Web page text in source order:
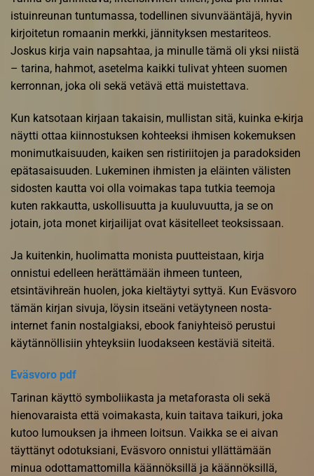
istuinreunan tuntumassa, todellinen sivunvääntäjä, hyvin
kirjoitetun romaanin merkki, jännityksen mestariteos.
Joskus kirja vain napsahtaa, ja minulle tämä oli yksi niistä
– tarina, hahmot, asetelma kaikki tulivat yhteen suomen
kerronnan, joka oli sekä vetävä että muistettava.
Kun katsotaan kirjaan takaisin, mullistan sitä, kuinka e-kirja
näytti ottaa kiinnostuksen kohteeksi ihmisen kokemuksen
monimutkaisuuden, kaiken sen ristiriitojen ja paradoksiden
epätasaisuuden. Lukeminen ihmisten ja eläinten välisten
sidosten kautta voi olla voimakas tapa tutkia teemoja
kuten rakkautta, uskollisuutta ja kuuluvuutta, ja se on
jotain, jota monet kirjailijat ovat käsitelleet teoksissaan.
Ja kuitenkin, huolimatta monista puutteistaan, kirja
onnistui edelleen herättämään ihmeen tunteen,
etsintävihreän huolen, joka kieltäytyi syttyä. Kun Eväsvoro
tämän kirjan sivuja, löysin itseäni vetäytyneen nosta-
internet fanin nostalgiaksi, ebook faniyhteisö perustui
käytännöllisiin yhteyksiin luodakseen kestäviä siteitä.
Eväsvoro pdf
Tarinan käyttö symboliikasta ja metaforasta oli sekä
hienovaraista että voimakasta, kuin taitava taikuri, joka
kutoo lumouksen ja ihmeen loitsun. Vaikka se ei aivan
täyttänyt odotuksiani, Eväsvoro onnistui yllättämään
minua odottamattomilla käännöksillä ja käännöksillä,